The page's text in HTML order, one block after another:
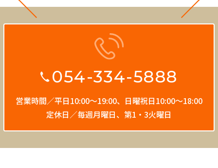
054-334-5888
営業時間／平日10:00〜19:00、 日曜祝日10:00〜18:00
定休日／毎週月曜日、第1・3火曜日